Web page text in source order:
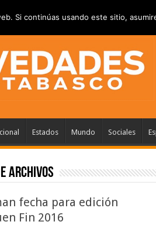
Estados Mundo Sociales
Archivos
fecha para edición
Fin 2016
Si continúas usando este sitio,